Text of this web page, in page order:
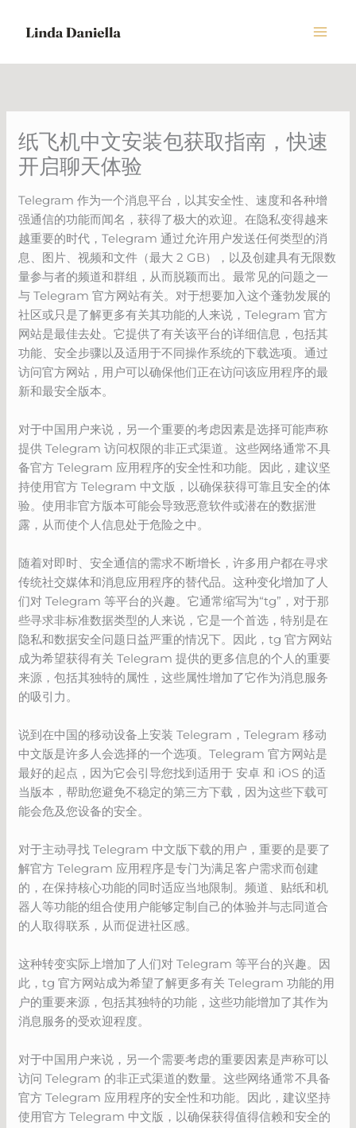
纸飞机中文安装包获取指南，快速
开启聊天体验
Telegram 作为一个消息平台，以其安全性、速度和各种增
强通信的功能而闻名，获得了极大的欢迎。在隐私变得越来
越重要的时代，Telegram 通过允许用户发送任何类型的消
息、图片、视频和文件（最大 2 GB），以及创建具有无限数
量参与者的频道和群组，从而脱颖而出。最常见的问题之一
与 Telegram 官方网站有关。对于想要加入这个蓬勃发展的
社区或只是了解更多有关其功能的人来说，Telegram 官方
网站是最佳去处。它提供了有关该平台的详细信息，包括其
功能、安全步骤以及适用于不同操作系统的下载选项。通过
访问官方网站，用户可以确保他们正在访问该应用程序的最
新和最安全版本。
对于中国用户来说，另一个重要的考虑因素是选择可能声称
提供 Telegram 访问权限的非正式渠道。这些网络通常不具
备官方 Telegram 应用程序的安全性和功能。因此，建议坚
持使用官方 Telegram 中文版，以确保获得可靠且安全的体
验。使用非官方版本可能会导致恶意软件或潜在的数据泄
露，从而使个人信息处于危险之中。
随着对即时、安全通信的需求不断增长，许多用户都在寻求
传统社交媒体和消息应用程序的替代品。这种变化增加了人
们对 Telegram 等平台的兴趣。它通常缩写为“tg”，对于那
些寻求非标准数据类型的人来说，它是一个首选，特别是在
隐私和数据安全问题日益严重的情况下。因此，tg 官方网站
成为希望获得有关 Telegram 提供的更多信息的个人的重要
来源，包括其独特的属性，这些属性增加了它作为消息服务
的吸引力。
说到在中国的移动设备上安装 Telegram，Telegram 移动
中文版是许多人会选择的一个选项。Telegram 官方网站是
最好的起点，因为它会引导您找到适用于 安卓 和 iOS 的适
当版本，帮助您避免不稳定的第三方下载，因为这些下载可
能会危及您设备的安全。
对于主动寻找 Telegram 中文版下载的用户，重要的是要了
解官方 Telegram 应用程序是专门为满足客户需求而创建
的，在保持核心功能的同时适应当地限制。频道、贴纸和机
器人等功能的组合使用户能够定制自己的体验并与志同道合
的人取得联系，从而促进社区感。
这种转变实际上增加了人们对 Telegram 等平台的兴趣。因
此，tg 官方网站成为希望了解更多有关 Telegram 功能的用
户的重要来源，包括其独特的功能，这些功能增加了其作为
消息服务的受欢迎程度。
对于中国用户来说，另一个需要考虑的重要因素是声称可以
访问 Telegram 的非正式渠道的数量。这些网络通常不具备
官方 Telegram 应用程序的安全性和功能。因此，建议坚持
使用官方 Telegram 中文版，以确保获得值得信赖和安全的